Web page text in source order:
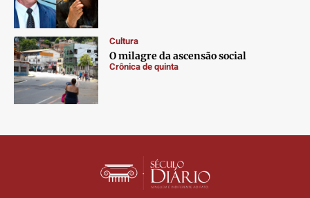
Cultura
O milagre da ascensão social
Crônica de quinta